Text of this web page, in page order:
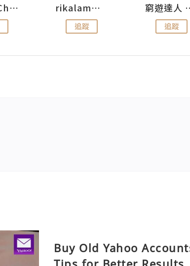
思思賢 ChillMyBabe rikalammm
追蹤
窮遊達
追蹤
Buy Old Yahoo